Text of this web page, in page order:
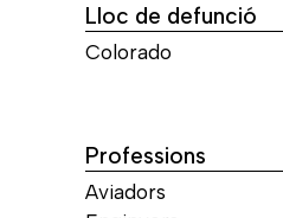
Lloc de defunció
Colorado
Professions
Aviadors